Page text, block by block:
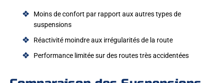
Moins de confort par rapport aux autres types de
suspensions
Réactivité moindre aux irrégularités de la route
Performance limitée sur des routes très accidentées